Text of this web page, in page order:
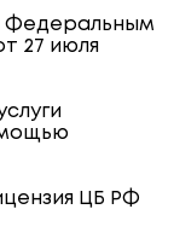
Федеральным
27 июля
ЦБ РФ